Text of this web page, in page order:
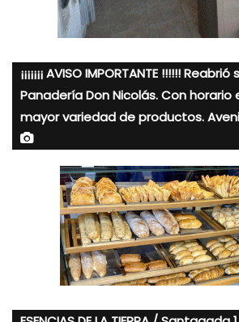
¡¡¡¡¡¡¡ AVISO IMPORTANTE !!!!!!
Panadería Don Nicolás. Con horario
mayor variedad de productos.